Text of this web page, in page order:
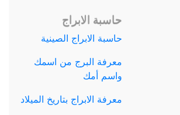
حاسبة الابراج
حاسبة الابراج الصينية
معرفة البرج من اسمك
واسم أمك
معرفة الابراج بتاريخ الميلاد